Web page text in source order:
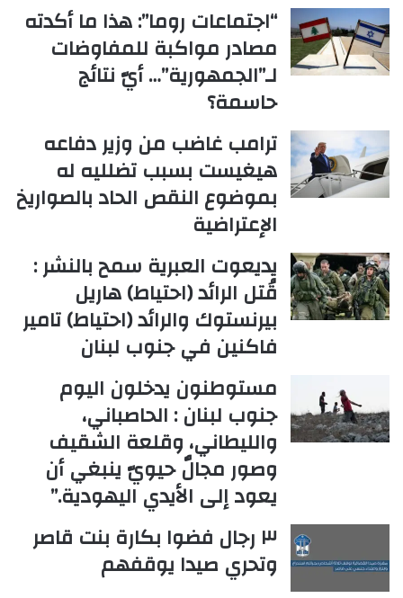
“اجتماعات روما”: هذا ما أكدته
مصادر مواكبة للمفاوضات
لـ”الجمهورية”… أيّ نتائج
حاسمة؟
ترامب غاضب من وزير دفاعه
هيغيست بسبب تضلليه له
بموضوع النقص الحاد بالصواريخ
الإعتراضية
يديعوت العبرية سمح بالنشر :
قُتل الرائد (احتياط) هاريل
بيرنستوك والرائد (احتياط) تامير
فاكنين في جنوب لبنان
مستوطنون يدخلون اليوم
جنوب لبنان : الحاصباني،
والليطاني، وقلعة الشقيف
وصور مجالٌ حيويّ ينبغي أن
يعود إلى الأيدي اليهودية.”
٣ رجال فضوا بكارة بنت قاصر
وتحري صيدا يوقفهم